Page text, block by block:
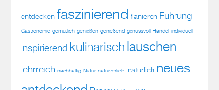
entdecken faszinierend flanieren Führung
Gastronomie gemütlich genießen genießend genussvoll Handel individuell
inspirierend kulinarischlauschen
lehrreich nachhaltig Natur naturverliebt natürlich neues